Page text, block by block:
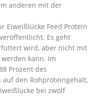
anderen mit der
Eiweißlücke Feed Protein
Es geht
wird, aber nicht mit
kann. Im
Prozent des
auf den Rohproteingehalt,
bei zwölf